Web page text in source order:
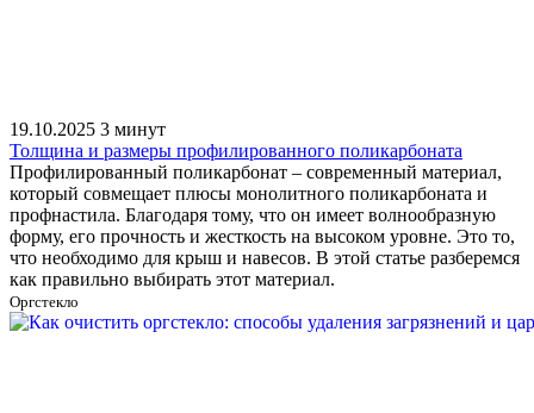
19.10.2025 3 минут
Толщина и размеры профилированного поликарбоната
Профилированный поликарбонат – современный материал,
который совмещает плюсы монолитного поликарбоната и
профнастила. Благодаря тому, что он имеет волнообразную
форму, его прочность и жесткость на высоком уровне. Это то,
что необходимо для крыш и навесов. В этой статье разберемся
как правильно выбирать этот материал.
Оргстекло